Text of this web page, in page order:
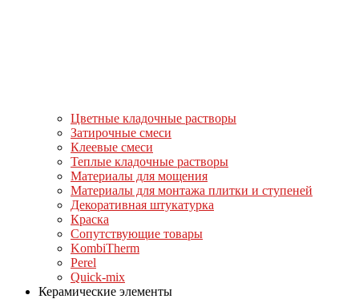
Цветные кладочные растворы
Затирочные смеси
Клеевые смеси
Теплые кладочные растворы
Материалы для мощения
Материалы для монтажа плитки и ступеней
Декоративная штукатурка
Краска
Сопутствующие товары
KombiTherm
Perel
Quick-mix
Керамические элементы